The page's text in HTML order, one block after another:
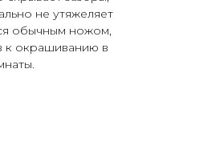
не утяжеляет
обычным ножом,
к окрашиванию в